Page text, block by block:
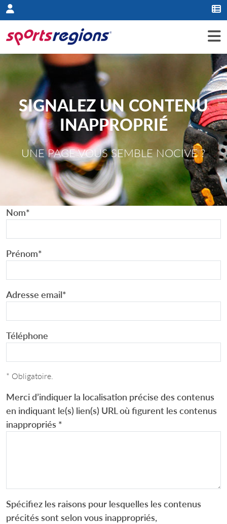
Panneau de gestion des cookies
SIGNALEZ UN CONTENU
INAPPROPRIÉ
UNE PAGE VOUS SEMBLE NOCIVE ?
Nom*
Prénom*
Adresse email*
Téléphone
* Obligatoire.
Merci d’indiquer la localisation précise des contenus
en indiquant le(s) lien(s) URL où figurent les contenus
inappropriés *
Spécifiez les raisons pour lesquelles les contenus
précités sont selon vous inappropriés,